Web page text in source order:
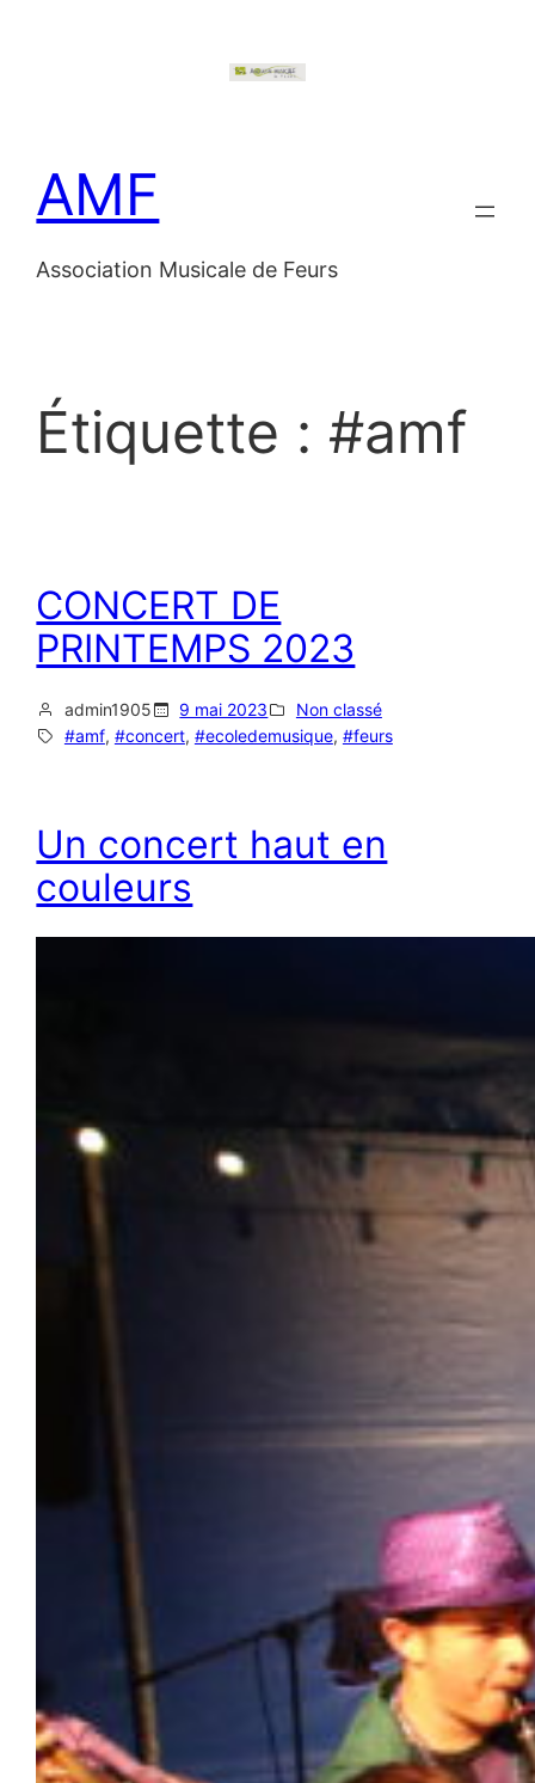
AMF
Association Musicale de Feurs
Étiquette : #amf
CONCERT DE
PRINTEMPS 2023
admin1905 9 mai 2023
Non classé
#amf, #concert, #ecoledemusique, #feurs
Un concert haut en
couleurs